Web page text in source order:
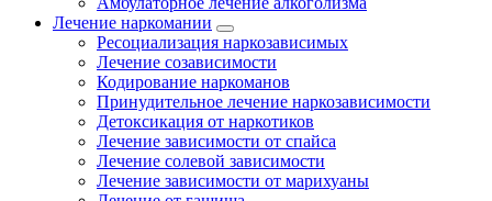
Лечение наркомании
Ресоциализация наркозависимых
Лечение созависимости
Кодирование наркоманов
Принудительное лечение наркозависимости
Детоксикация от наркотиков
Лечение зависимости от спайса
Лечение солевой зависимости
Лечение зависимости от марихуаны